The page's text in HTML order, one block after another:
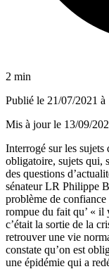
2 min
Publié le 21/07/2021 à
Mis à jour le 13/09/
Interrogé sur les sujets
obligatoire, sujets qui,
des questions
sénateur LR Philippe
problème de
rompue du fait qu’ «
c’était la sortie de la
retrouver une vie
constate qu’on est
une épidémie qui a